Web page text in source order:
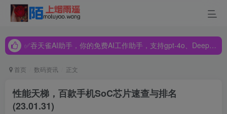
✅吞天雀AI助手，你的免费AI工作助手，支持gpt-4o、DeepSeek、Claude🔥🔥🔥🔥
✅吞天雀AI助手，你的免费AI工作助手，支持gpt-4o、DeepSeek、Claude🔥🔥🔥🔥
首页 数码资讯 正文
性能天梯，百款手机SoC芯片速查与排名
(23.01.31)